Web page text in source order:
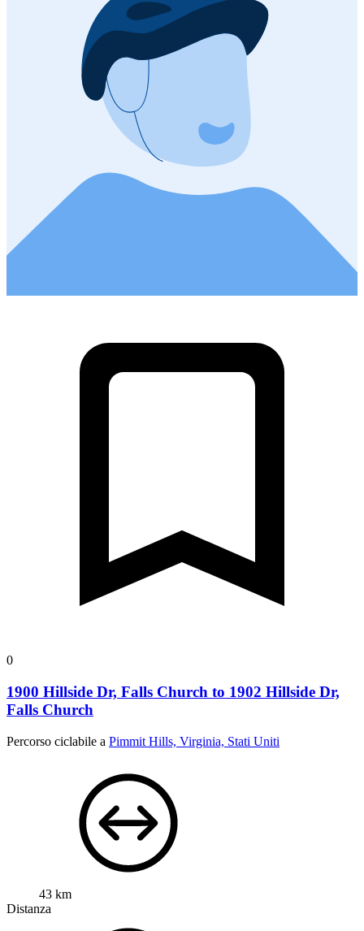
0
1900 Hillside Dr, Falls Church to 1902 Hillside Dr,
Falls Church
Percorso ciclabile a Pimmit Hills, Virginia, Stati Uniti
43 km
Distanza